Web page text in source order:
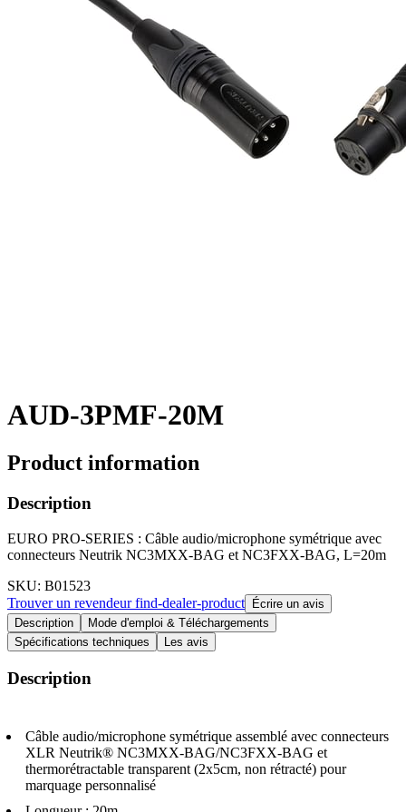
AUD-3PMF-20M
Product information
Description
EURO PRO-SERIES : Câble audio/microphone symétrique avec
connecteurs Neutrik NC3MXX-BAG et NC3FXX-BAG, L=20m
SKU: B01523
Trouver un revendeurfind-dealer-product
Écrire un avis
Description
Mode d'emploi & Téléchargements
Spécifications techniques
Les avis
Description
Câble audio/microphone symétrique assemblé avec connecteurs
XLR Neutrik® NC3MXX-BAG/NC3FXX-BAG et
thermorétractable transparent (2x5cm, non rétracté) pour
marquage personnalisé